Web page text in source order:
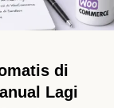
di
Lagi